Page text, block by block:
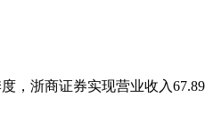
浙商证券实现营业收入